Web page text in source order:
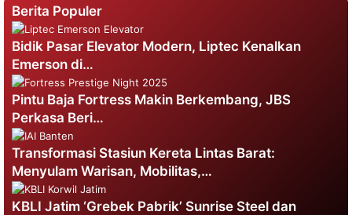
Berita Populer
Bidik Pasar Elevator Modern, Liptec Kenalkan
Emerson di…
Pintu Baja Fortress Makin Berkembang, JBS
Perkasa Beri…
Transformasi Stasiun Kereta Lintas Barat:
Menyulam Warisan, Mobilitas,…
KBLI Jatim ‘Grebek Pabrik’ Sunrise Steel dan